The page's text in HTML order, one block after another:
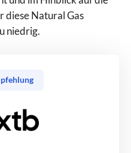
diese Natural Gas
niedrig.